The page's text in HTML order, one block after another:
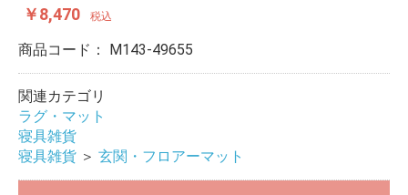
￥8,470 税込
商品コード： M143-49655
関連カテゴリ
ラグ・マット
寝具雑貨
寝具雑貨 ＞ 玄関・フロアーマット